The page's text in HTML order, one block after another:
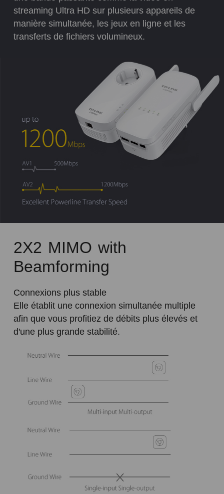
streaming Ultra HD sur plusieurs appareils de
manière simultanée, les jeux en ligne et les
transferts de fichiers volumineux.
2X2 MIMO with
Beamforming
Connexions plus stable
Elle établit une connexion simultanée multiple
afin que vous profitiez de débits plus élevés et
d'une plus grande stabilité.